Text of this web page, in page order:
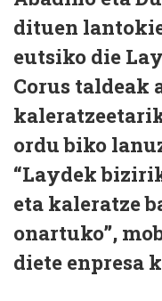
dituen
eutsiko die
Corus taldeak
ordu biko
“Laydek
eta kaleratze
onartuko”,
diete enpresa